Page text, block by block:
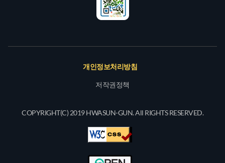
개인정보처리방침
저작권정책
COPYRIGHT(C) 2019 HWASUN-GUN. All RIGHTS RESERVED.